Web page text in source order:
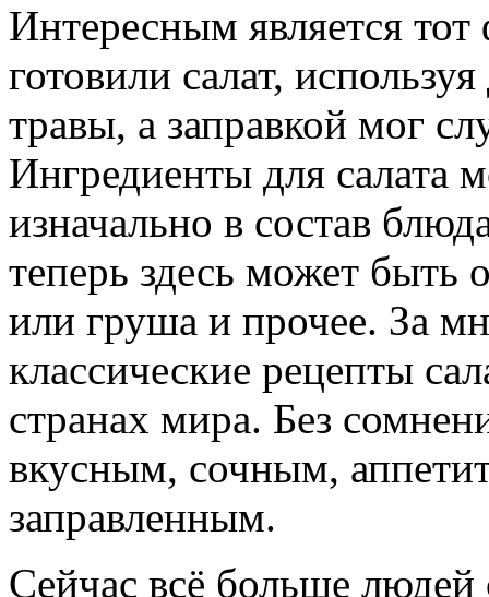
Интересным является
готовили салат,
травы, а заправкой мог
Ингредиенты для салата
изначально в состав
теперь здесь может быть
или груша и прочее. За
классические рецепты
странах мира. Без
вкусным, сочным,
заправленным.
Сейчас всё больше людей